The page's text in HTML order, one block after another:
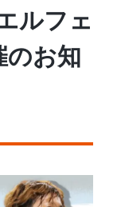
ルフェ
お知